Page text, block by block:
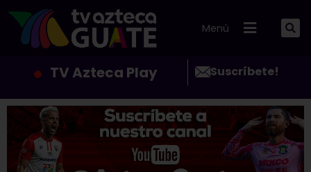
Menú
TV Azteca Play Suscríbete!